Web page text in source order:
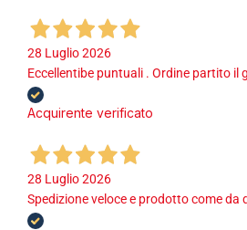
28 Luglio 2026
Eccellentibe puntuali . Ordine partito il
Acquirente verificato
28 Luglio 2026
Spedizione veloce e prodotto come da